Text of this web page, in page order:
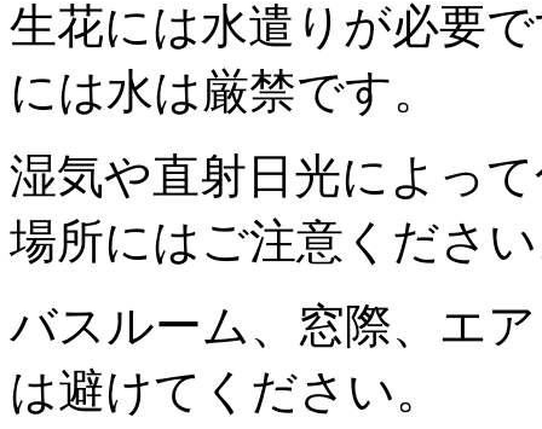
生花には水遣りが必要
には水は厳禁です。
湿気や直射日光によっ
場所にはご注意くださ
バスルーム、窓際、エ
は避けてください。